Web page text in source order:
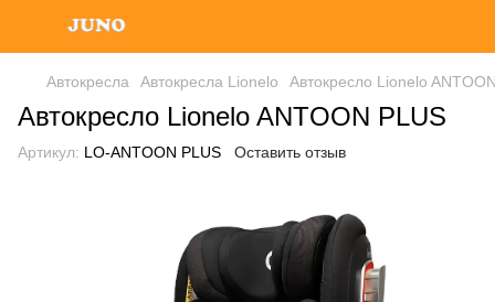
Автокресла Автокресла Lionelo Автокресло Lionelo
Автокресло Lionelo ANTOON PLUS
Артикул: LO-ANTOON PLUS Оставить отзыв